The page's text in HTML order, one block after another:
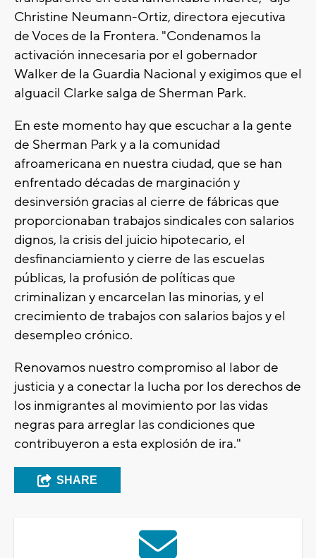
Christine Neumann-Ortiz, directora ejecutiva
de Voces de la Frontera. "Condenamos la
activación innecesaria por el gobernador
Walker de la Guardia Nacional y exigimos que el
alguacil Clarke salga de Sherman Park.
En este momento hay que escuchar a la gente
de Sherman Park y a la comunidad
afroamericana en nuestra ciudad, que se han
enfrentado décadas de marginación y
desinversión gracias al cierre de fábricas que
proporcionaban trabajos sindicales con salarios
dignos, la crisis del juicio hipotecario, el
desfinanciamiento y cierre de las escuelas
públicas, la profusión de políticas que
criminalizan y encarcelan las minorias, y el
crecimiento de trabajos con salarios bajos y el
desempleo crónico.
Renovamos nuestro compromiso al labor de
justicia y a conectar la lucha por los derechos de
los inmigrantes al movimiento por las vidas
negras para arreglar las condiciones que
contribuyeron a esta explosión de ira."
SHARE